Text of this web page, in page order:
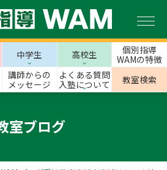
中学生 高校生
個別指導
WAMの特徴
講師からの
メッセージ
よくある質問
入塾について
教室検索
室ブログ